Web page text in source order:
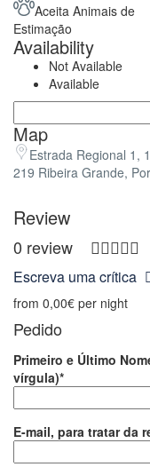
Aceita Animais de
Estimação
Availability
Not Available
Available
Map
Estrada Regional 1,
219 Ribeira Grande,
Review
0 review
Escreva uma crítica
from 0,00€ per night
Pedido
Primeiro e Último
vírgula)*
E-mail, para tratar da